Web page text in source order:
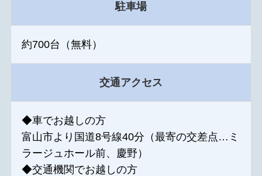
駐車場
約700台（無料）
交通アクセス
◆車でお越しの方
富山市より国道8号線40分（最寄の交差点…ミ
ラージュホール前、慶野）
◆交通機関でお越しの方